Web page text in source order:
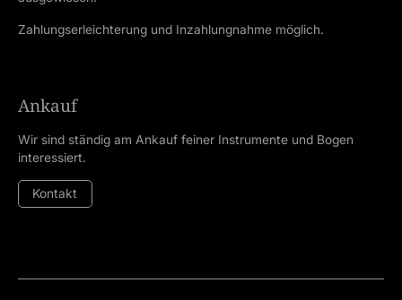
Zahlungserleichterung und Inzahlungnahme möglich.
Ankauf
Wir sind ständig am Ankauf feiner Instrumente und Bogen
interessiert.
Kontakt